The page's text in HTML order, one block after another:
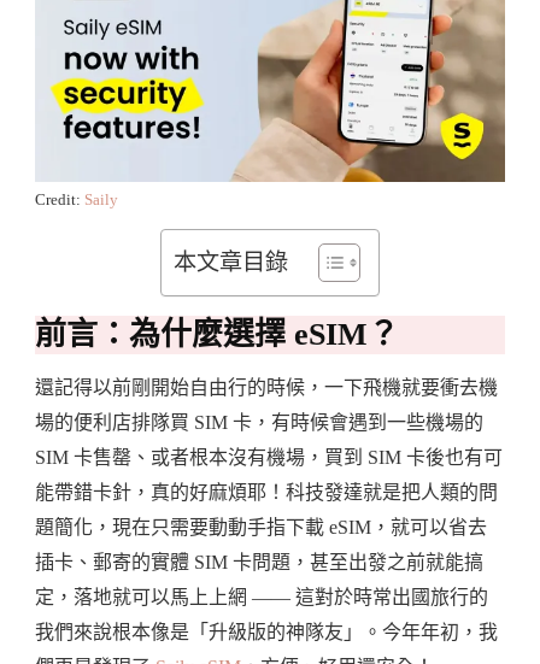
Credit: Saily
本文章目錄
前言：為什麼選擇 eSIM？
還記得以前剛開始自由行的時候，一下飛機就要衝去機
場的便利店排隊買 SIM 卡，有時候會遇到一些機場的
SIM 卡售罄、或者根本沒有機場，買到 SIM 卡後也有可
能帶錯卡針，真的好麻煩耶！科技發達就是把人類的問
題簡化，現在只需要動動手指下載 eSIM，就可以省去
插卡、郵寄的實體 SIM 卡問題，甚至出發之前就能搞
定，落地就可以馬上上網 —— 這對於時常出國旅行的
我們來說根本像是「升級版的神隊友」。今年年初，我